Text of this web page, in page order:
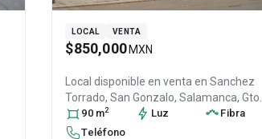
LOCAL VENTA
$850,000 MXN
Local disponible en venta enSanchez
Torrado, San Gonzalo, Salamanca, Gto.
#718, Col. Salamanca Centro,
Salamanca, Guanajuato
90 m2 Luz
Fibra
Teléfono